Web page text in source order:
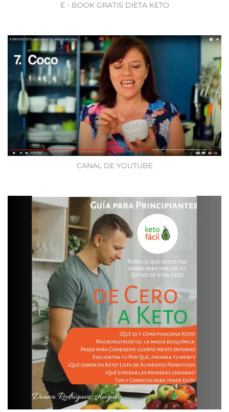
E - BOOK GRATIS DIETA KETO
CANAL DE YOUTUBE